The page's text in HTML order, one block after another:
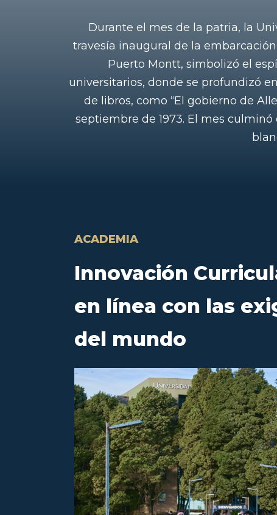
Durante el mes de la patria, la
travesía inaugural de la
Puerto Montt, simbolizó el
universitarios, donde se profundizó
de libros, como “El gobierno de
septiembre de 1973. El mes
ACADEMIA
Innovación
en línea con las
del mundo